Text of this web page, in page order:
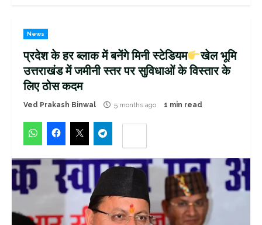
News
प्रदेश के हर ब्लाक में बनेंगे मिनी स्टेडियम
खेल भूमि
उत्तराखंड में जमीनी स्तर पर सुविधाओं के विस्तार के
लिए ठोस कदम
Ved Prakash Binwal 5 months ago 1 min read